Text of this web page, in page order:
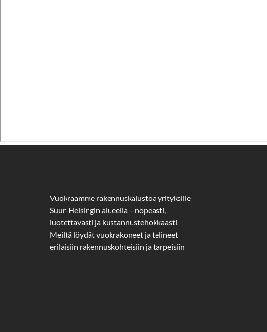
Vuokraamme rakennuskalustoa yrityksille
Suur-Helsingin alueella – nopeasti,
luotettavasti ja kustannustehokkaasti.
Meiltä löydät vuokrakoneet ja telineet
erilaisiin rakennuskohteisiin ja tarpeisiin